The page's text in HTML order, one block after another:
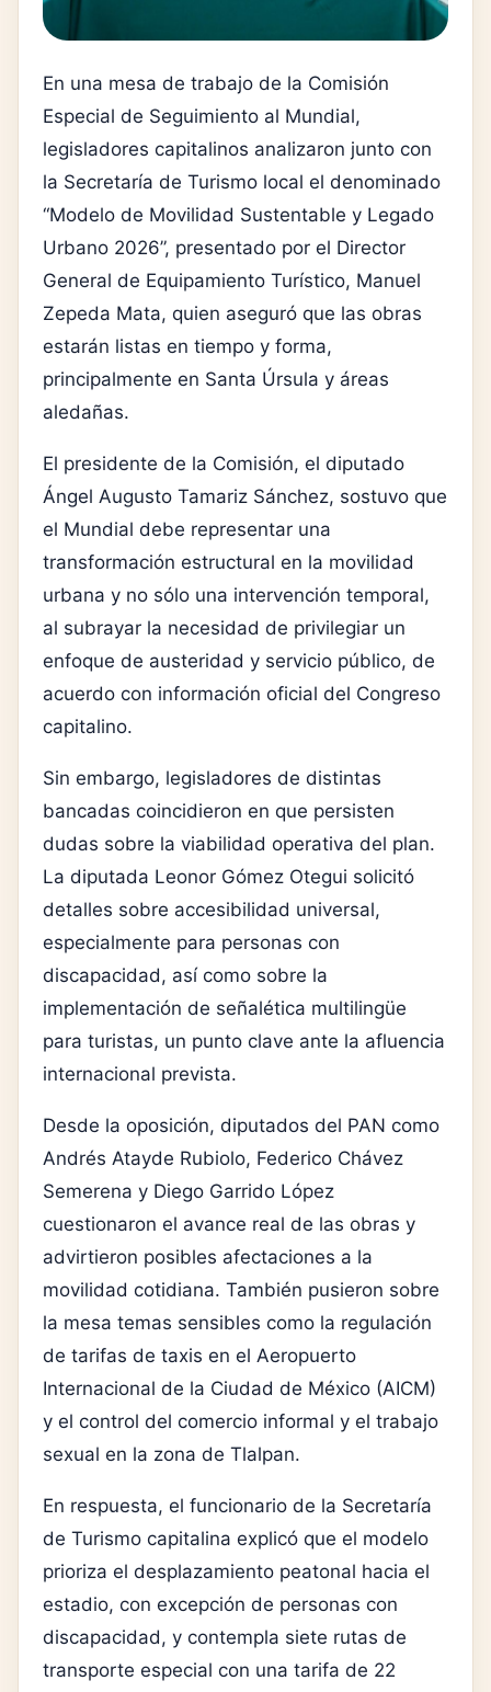
En una mesa de trabajo de la Comisión
Especial de Seguimiento al Mundial,
legisladores capitalinos analizaron junto con
la Secretaría de Turismo local el denominado
“Modelo de Movilidad Sustentable y Legado
Urbano 2026”, presentado por el Director
General de Equipamiento Turístico, Manuel
Zepeda Mata, quien aseguró que las obras
estarán listas en tiempo y forma,
principalmente en Santa Úrsula y áreas
aledañas.
El presidente de la Comisión, el diputado
Ángel Augusto Tamariz Sánchez, sostuvo que
el Mundial debe representar una
transformación estructural en la movilidad
urbana y no sólo una intervención temporal,
al subrayar la necesidad de privilegiar un
enfoque de austeridad y servicio público, de
acuerdo con información oficial del Congreso
capitalino.
Sin embargo, legisladores de distintas
bancadas coincidieron en que persisten
dudas sobre la viabilidad operativa del plan.
La diputada Leonor Gómez Otegui solicitó
detalles sobre accesibilidad universal,
especialmente para personas con
discapacidad, así como sobre la
implementación de señalética multilingüe
para turistas, un punto clave ante la afluencia
internacional prevista.
Desde la oposición, diputados del PAN como
Andrés Atayde Rubiolo, Federico Chávez
Semerena y Diego Garrido López
cuestionaron el avance real de las obras y
advirtieron posibles afectaciones a la
movilidad cotidiana. También pusieron sobre
la mesa temas sensibles como la regulación
de tarifas de taxis en el Aeropuerto
Internacional de la Ciudad de México (AICM)
y el control del comercio informal y el trabajo
sexual en la zona de Tlalpan.
En respuesta, el funcionario de la Secretaría
de Turismo capitalina explicó que el modelo
prioriza el desplazamiento peatonal hacia el
estadio, con excepción de personas con
discapacidad, y contempla siete rutas de
transporte especial con una tarifa de 22